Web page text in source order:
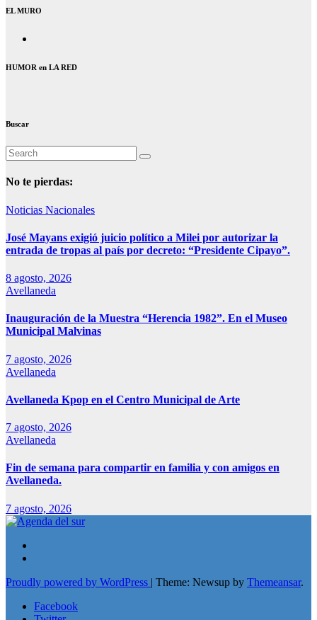
EL MURO
HUMOR en LA RED
Buscar
No te pierdas:
Noticias Nacionales
José Mayans exigió juicio político a Milei por autorizar la
entrada de tropas al país por decreto: “Presidente Cipayo”.
8 agosto, 2026
Avellaneda
Inauguración de la Muestra “Herencia 1982”. En el Museo
Municipal Malvinas
7 agosto, 2026
Avellaneda
Avellaneda Kpop en el Centro Municipal de Arte
7 agosto, 2026
Avellaneda
Fin de semana para compartir en familia y con amigos en
Avellaneda.
7 agosto, 2026
Proudly powered by WordPress | Theme: Newsup by Themeansar.
Facebook